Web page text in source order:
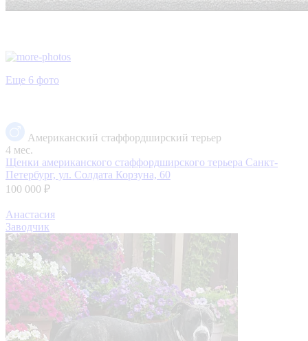
Еще 6 фото
Американский стаффордширский терьер
4 мес.
Щенки американского стаффордширского терьера Санкт-
Петербург, ул. Солдата Корзуна, 60
100 000 ₽
Анастасия
Заводчик